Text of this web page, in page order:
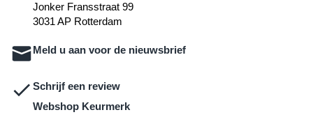
Jonker Fransstraat 99
3031 AP Rotterdam
Meld u aan voor de nieuwsbrief
Schrijf een review
Webshop Keurmerk